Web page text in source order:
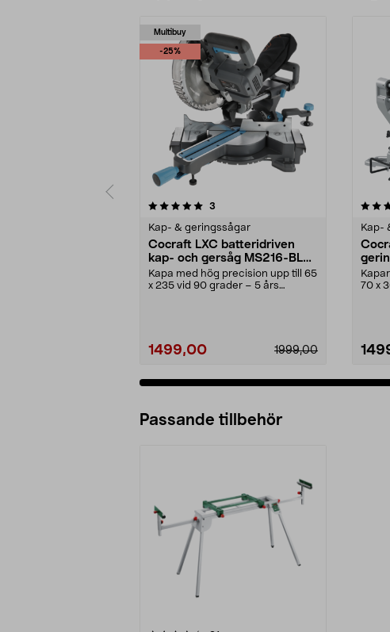
Multibuy
-25%
3
Kap- & geringssågar
Cocraft LXC batteridriven
kap- och gersåg MS216-BL
18 V
Kapa med hög precision upp till 65
x 235 vid 90 grader – 5 års
1499,00 1999,00
4.5 av 5 stjärnor
Kap-
70 x
Passande tillbehör